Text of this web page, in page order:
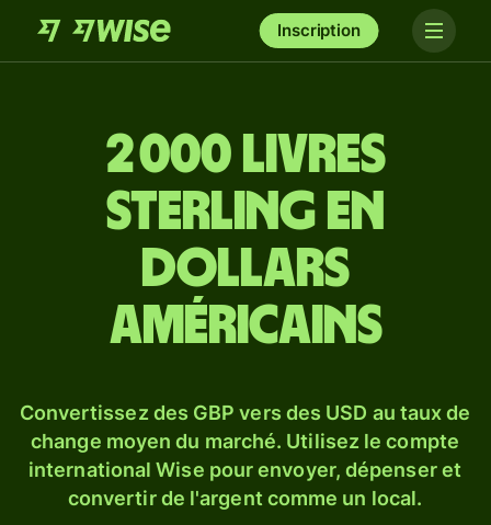
Inscription
2 000 livres
sterling en
dollars
américains
Convertissez des GBP vers des USD au taux de
change moyen du marché. Utilisez le compte
international Wise pour envoyer, dépenser et
convertir de l'argent comme un local.